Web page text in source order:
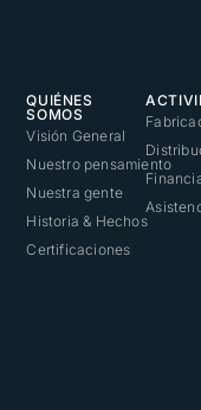
QUIÉNES
SOMOS
Visión General
Nuestro pensamiento
Nuestra gente
Historia & Hechos
Certificaciones